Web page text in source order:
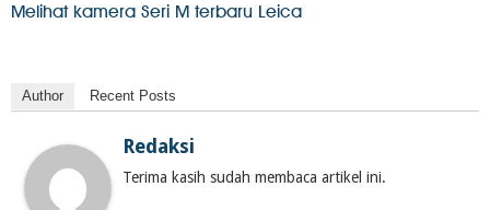
Melihat kamera Seri M terbaru Leica
Author Recent Posts
Redaksi
Terima kasih sudah membaca artikel ini.